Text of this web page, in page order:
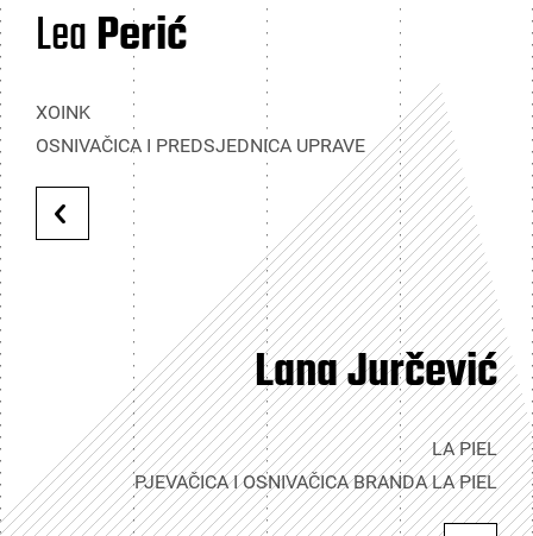
LeaPerić
XOINK
OSNIVAČICA I PREDSJEDNICA UPRAVE
Lana Jurčević
LA PIEL
PJEVAČICA I OSNIVAČICA BRANDA LA PIEL